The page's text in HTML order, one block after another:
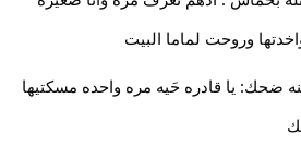
وروحت لماما البيت
ضحك: يا قادره حَيه مره واحده مسكتيها